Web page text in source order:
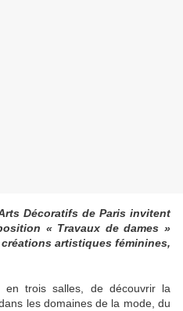
Décoratifs de Paris invitent
« Travaux de dames »
artistiques féminines,
en trois salles, de découvrir la
les domaines de la mode, du